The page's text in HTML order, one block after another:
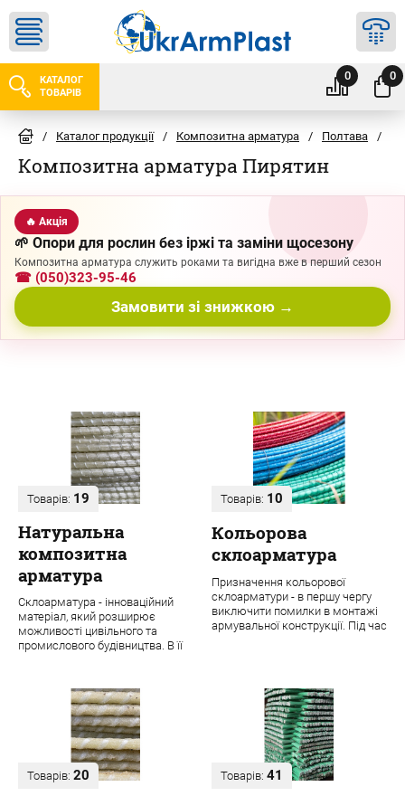
КАТАЛОГ
ТОВАРІВ
0 0
/ Каталог продукції / Композитна арматура / Полтава /
Композитна арматура Пирятин
🔥 Акція
🌱 Опори для рослин без іржі та заміни щосезону
Композитна арматура служить роками та вигідна вже в перший сезон
☎ (050)323-95-46
Замовити зі знижкою →
Товарів: 19
Натуральна
композитна
арматура
Склоарматура - інноваційний
матеріал, який розширює
можливості цивільного та
промислового будівництва. В її
Товарів: 10
Кольорова
склоарматура
Призначення кольорової
склоарматури - в першу чергу
виключити помилки в монтажі
армувальної конструкції. Під час
Товарів: 20 Товарів: 41